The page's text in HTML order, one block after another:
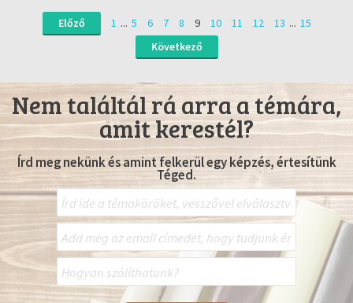
Előző 1 ... 5 6 7 8 9 10 11 12 13 ... 15
Következő
Nem találtál rá arra a témára,
amit kerestél?
Írd meg nekünk és amint felkerül egy képzés, értesítünk
Téged.